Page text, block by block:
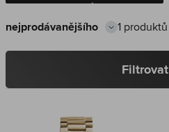
1 produktů
Filtrovat